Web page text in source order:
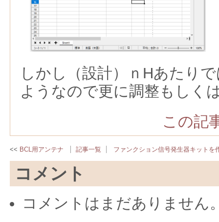
しかし（設計）ｎHあたり
ようなので更に調整もしく
この記
BCL用アンテナ 記事一覧 ファンクション信号発生器キットを
コメント
コメントはまだありません